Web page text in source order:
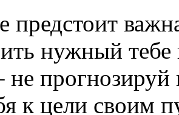
предстоит
нужный
не прогнозируй
к цели своим